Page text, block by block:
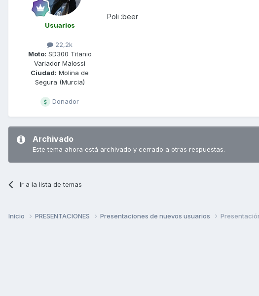
Usuarios
22,2k
Moto: SD300 Titanio
Variador Malossi
Ciudad: Molina de
Segura (Murcia)
Donador
Poli :beer
Archivado
Este tema ahora está archivado y cerrado a otras respuestas.
Ir a la lista de temas
Inicio PRESENTACIONES Presentaciones de nuevos usuarios